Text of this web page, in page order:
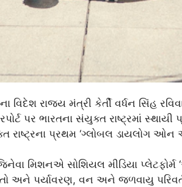
વિદેશ રાજ્ય મંત્રી કેર્તી વર્ધન સિંહ
પર ભારતના સંયુક્ત રાષ્ટ્રમાં સ્થાયી
પ્રથમ ‘ગ્લોબલ ડાયલોગ ઓન
મિશનએ સોશિયલ મીડિયા
અને પર્યાવરણ, વન અને જળવાયુ